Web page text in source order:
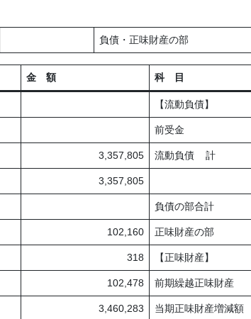
負債・正味財産の部
金 額 科 目
【流動負債】
前受金
3,357,805 流動負債 計
3,357,805
負債の部合計
102,160 正味財産の部
318 【正味財産】
102,478 前期繰越正味財産
3,460,283 当期正味財産増減額